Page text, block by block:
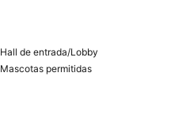
Hall de entrada/Lobby
Mascotas permitidas